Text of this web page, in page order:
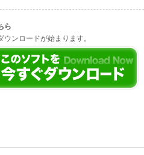
ら
ンロードが始まります。